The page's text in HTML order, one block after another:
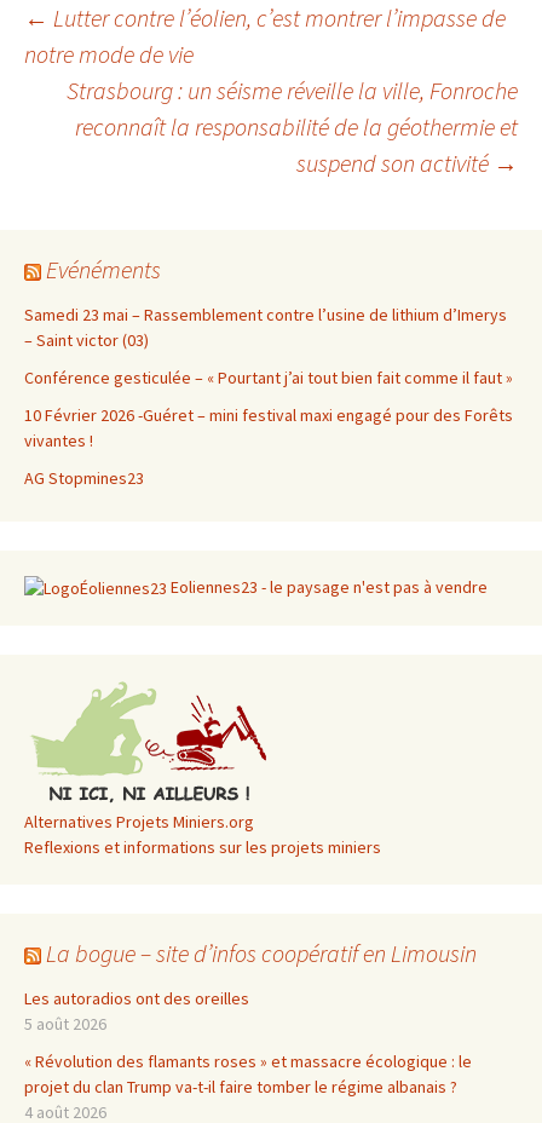
Navigation
des
← Lutter contre l’éolien, c’est montrer l’impasse de
notre mode de vie
Strasbourg : un séisme réveille la ville, Fonroche
reconnaît la responsabilité de la géothermie et
suspend son activité →
Evénéments
Samedi 23 mai – Rassemblement contre l’usine de lithium d’Imerys
– Saint victor (03)
Conférence gesticulée – « Pourtant j’ai tout bien fait comme il faut »
10 Février 2026 -Guéret – mini festival maxi engagé pour des Forêts
vivantes !
AG Stopmines23
Eoliennes23 - le paysage n'est pas à vendre
Alternatives Projets Miniers.org
Reflexions et informations sur les projets miniers
La bogue – site d’infos coopératif en Limousin
Les autoradios ont des oreilles
5 août 2026
« Révolution des flamants roses » et massacre écologique : le
projet du clan Trump va-t-il faire tomber le régime albanais ?
4 août 2026